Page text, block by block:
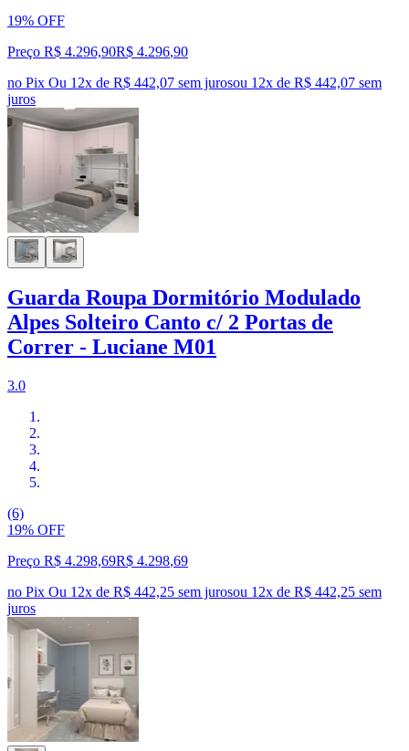
19% OFF
Preço R$ 4.296,90R$ 4.296,90
no Pix Ou 12x de R$ 442,07 sem jurosou 12x de R$ 442,07 sem
juros
Guarda Roupa Dormitório Modulado
Alpes Solteiro Canto c/ 2 Portas de
Correr - Luciane M01
3.0
(6)
19% OFF
Preço R$ 4.298,69R$ 4.298,69
no Pix Ou 12x de R$ 442,25 sem jurosou 12x de R$ 442,25 sem
juros